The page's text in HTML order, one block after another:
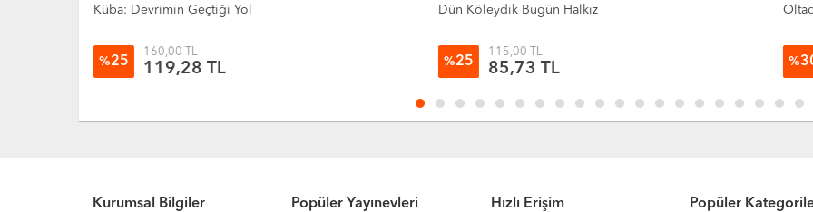
Dün Köleydik Bugün Halkız
% 25
115,00 TL
85,73 TL
Oltadaki Balık Türkiye
% 30
290,00 TL
201,70 TL
Kurumsal Bilgiler Popüler Yayınevleri Hızlı Erişim Popüler